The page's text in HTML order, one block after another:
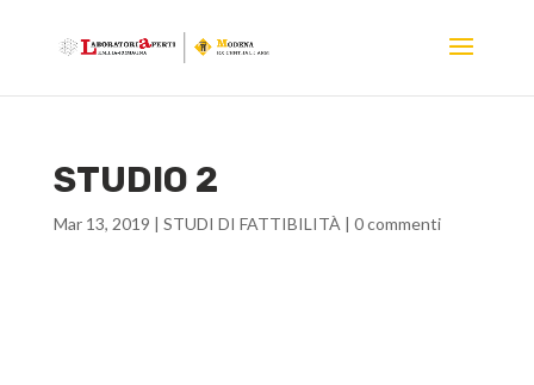
STUDIO 2
Mar 13, 2019 | STUDI DI FATTIBILITÀ | 0 commenti